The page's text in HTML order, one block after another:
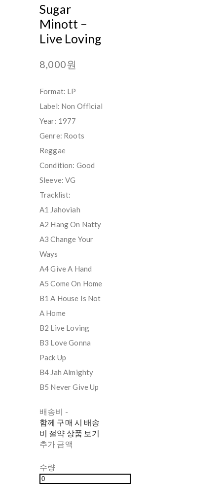
Sugar
Minott ‎–
Live Loving
8,000원
Format: LP
Label: Non Official‎
Year: 1977
Genre: Roots
Reggae
Condition: Good
Sleeve: VG
Tracklist:
A1 Jahoviah
A2 Hang On Natty
A3 Change Your
Ways
A4 Give A Hand
A5 Come On Home
B1 A House Is Not
A Home
B2 Live Loving
B3 Love Gonna
Pack Up
B4 Jah Almighty
B5 Never Give Up
배송비 -
함께 구매 시 배송
비 절약 상품 보기
추가 금액
수량